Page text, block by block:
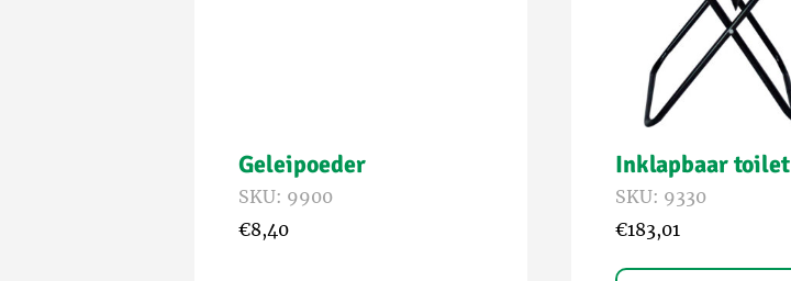
Geleipoeder
SKU: 9900
€8,40
Inklapbaar toilet
SKU: 9330
€183,01